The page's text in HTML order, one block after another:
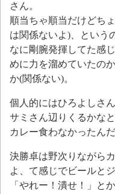
さん。
順当ちゃ順当だけどち
は関係ないよ)、という
なに剛腕発揮してた感
めに力を溜めていたの
か(関係ない)。
個人的にはひろよしさ
サミさん辺りくるかな
カレー食わなかったん
決勝卓は野次りながら
よ、て感じでビールと
「やれー！潰せ！」と